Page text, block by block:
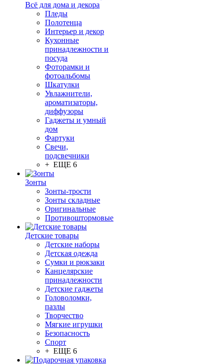
Всё для дома и декора
Пледы
Полотенца
Интерьер и декор
Кухонные
принадлежности и
посуда
Фоторамки и
фотоальбомы
Шкатулки
Увлажнители,
ароматизаторы,
диффузоры
Гаджеты и умный
дом
Фартуки
Свечи,
подсвечники
+ ЕЩЕ 6
Зонты
Зонты-трости
Зонты складные
Оригинальные
Противоштормовые
Детские товары
Детские наборы
Детская одежда
Сумки и рюкзаки
Канцелярские
принадлежности
Детские гаджеты
Головоломки,
пазлы
Творчество
Мягкие игрушки
Безопасность
Спорт
+ ЕЩЕ 6